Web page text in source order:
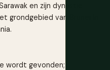
en zijn dynastie
grondgebied van Brunei in
wordt gevonden;